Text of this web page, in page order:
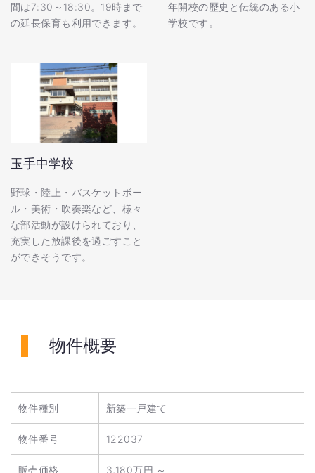
間は7:30～18:30。19時まで
の延長保育も利用できます。
年開校の歴史と伝統のある小
学校です。
玉手中学校
野球・陸上・バスケットボー
ル・美術・吹奏楽など、様々
な部活動が設けられており、
充実した放課後を過ごすこと
ができそうです。
物件概要
物件種別 新築一戸建て
物件番号 122037
販売価格 3,180万円 ～